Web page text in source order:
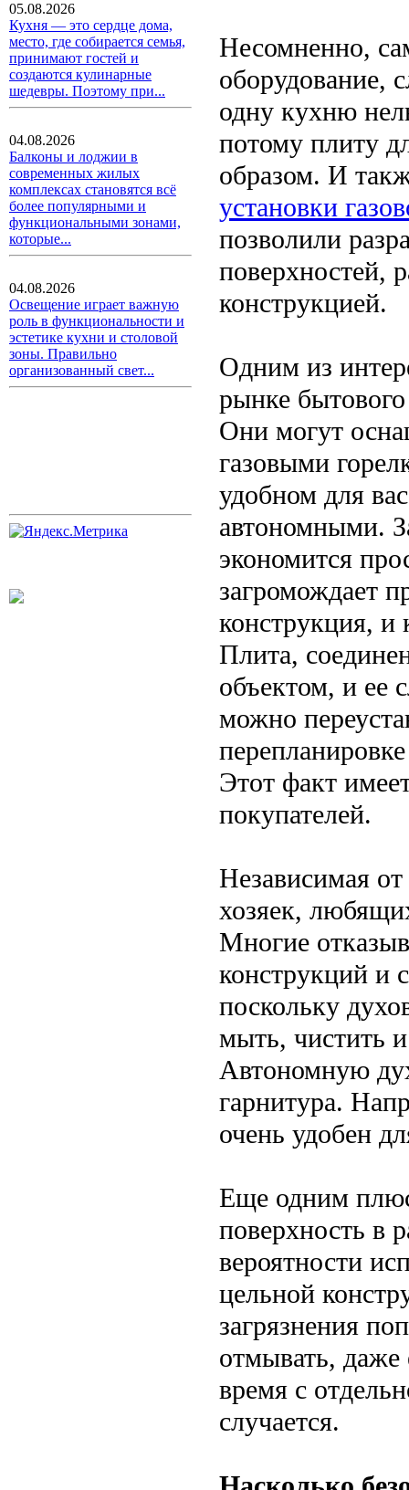
05.08.2026
Кухня — это сердце дома,
место, где собирается семья,
принимают гостей и
создаются кулинарные
шедевры. Поэтому при...
04.08.2026
Балконы и лоджии в
современных жилых
комплексах становятся всё
более популярными и
функциональными зонами,
которые...
04.08.2026
Освещение играет важную
роль в функциональности и
эстетике кухни и столовой
зоны. Правильно
организованный свет...
Несомненно,
оборудование,
одну кухню
потому плиту
образом. И
установки
позволили
поверхностей,
конструкцией.
Одним из
рынке
Они могут
газовыми
удобном для
автономными.
экономится
загромождает
конструкция, и
Плита,
объектом, и ее
можно
Этот факт
покупателей.
Независимая
хозяек,
Многие
конструкций и
поскольку
мыть, чистить
Автономную
гарнитура.
очень удобен
Еще одним
поверхность в
вероятности
цельной
загрязнения
отмывать, даже
время с
случается.